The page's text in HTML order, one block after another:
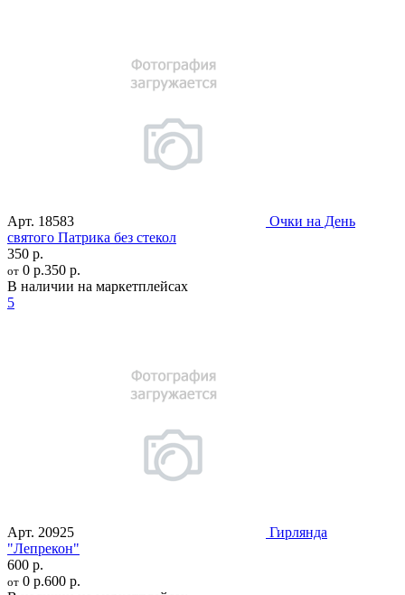
Арт. 18583
Очки на День
святого Патрика без стекол
350 р.
от 0 р.350 р.
В наличии на маркетплейсах
5
Арт. 20925
Гирлянда
"Лепрекон"
600 р.
от 0 р.600 р.